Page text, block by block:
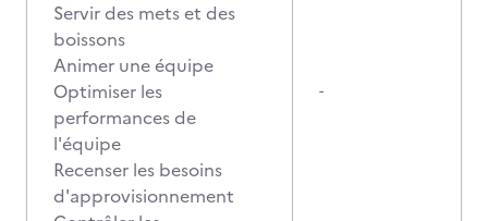
Servir des mets et des
boissons
Animer une équipe
Optimiser les
performances de
l'équipe
Recenser les besoins
d'approvisionnement
-